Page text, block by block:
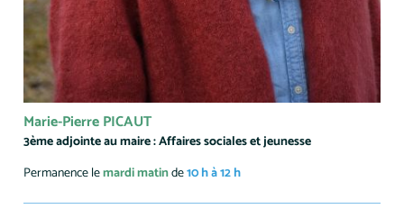
Marie-Pierre PICAUT
3ème adjointe au maire : Affaires sociales et jeunesse
Permanence lemardi matinde10 h à 12 h